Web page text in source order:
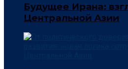
Будущее Ирана:
Центральной Азии